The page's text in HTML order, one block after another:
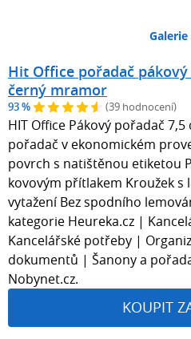
Hit Office pořadač pákový
černý mramor
93 % (39 hodnocení)
HIT Office Pákový pořadač
pořadač v ekonomickém
povrch s natištěnou etiketou
kovovým přítlakem Kroužek
vytažení Bez spodního
kategorie Heureka.cz |
Kancelářské potřeby |
dokumentů | Šanony a
Nobynet.cz.
KOUPIT